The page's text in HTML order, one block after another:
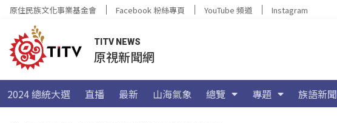
原住民族文化事業基金會 Facebook 粉絲專頁 YouTube 頻道 Instagram
TITV NEWS
原視新聞網
2024 總統大選 直播 最新 山海氣象 總覽 專題 族語新聞